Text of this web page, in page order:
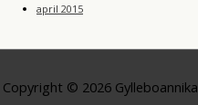
april 2015
Copyright © 2026 Gylleboannika